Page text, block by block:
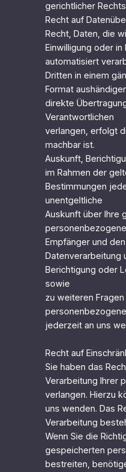
gerichtlicher
Recht auf
Recht, Daten, die
Einwilligung oder in
automatisiert
Dritten in einem
Format
direkte
Verantwortlichen
verlangen, erfolgt
machbar ist.
Auskunft,
im Rahmen der
Bestimmungen
unentgeltliche
Auskunft über Ihre
Empfänger und
Datenverarbeitung
Berichtigung oder
sowie
zu weiteren
jederzeit an uns
Recht auf
Sie haben das
Verarbeitung Ihrer
verlangen. Hierzu
uns wenden. Das
Verarbeitung
Wenn Sie die
gespeicherten
bestreiten,